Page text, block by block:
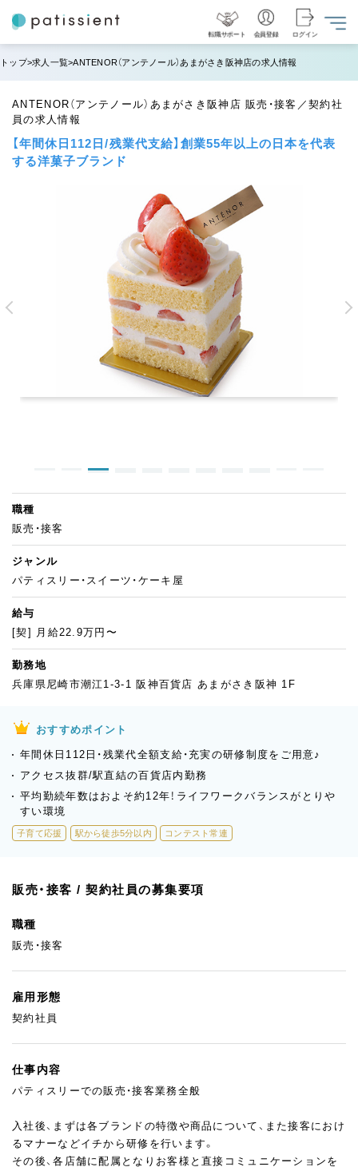
転職サポート 会員登録 ログイン
トップ 求人一覧 ANTENOR（アンテノール）あまがさき阪神店の求人情報
ANTENOR（アンテノール）あまがさき阪神店 販売・接客／契約社
員の求人情報
【年間休日112日/残業代支給】創業55年以上の日本を代表
する洋菓子ブランド
職種
販売・接客
ジャンル
パティスリー・スイーツ・ケーキ屋
給与
[契] 月給22.9万円〜
勤務地
兵庫県尼崎市潮江1-3-1 阪神百貨店 あまがさき阪神 1F
おすすめポイント
年間休日112日・残業代全額支給・充実の研修制度をご用意♪
アクセス抜群/駅直結の百貨店内勤務
平均勤続年数はおよそ約12年！ライフワークバランスがとりや
すい環境
子育て応援 駅から徒歩5分以内 コンテスト常連
販売・接客 / 契約社員の募集要項
職種
販売・接客
雇用形態
契約社員
仕事内容
パティスリーでの販売・接客業務全般
入社後、まずは各ブランドの特徴や商品について、また接客におけ
るマナーなどイチから研修を行います。
その後、各店舗に配属となりお客様と直接コミュニケーションを